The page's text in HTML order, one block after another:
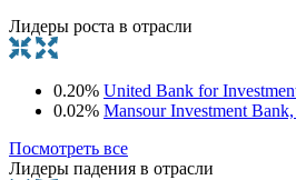
Лидеры роста в отрасли
0.20% United Bank for
0.02% Mansour Investment
Посмотреть все
Лидеры падения в отрасли